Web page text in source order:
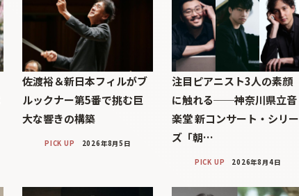
佐渡裕＆新日本フィルがブ
ルックナー第5番で挑む巨
大な響きの構築
PICK UP 2026年8月5日
注目ピアニスト3人の素顔
に触れる──神奈川県立音
楽堂 新コンサート・シリー
ズ「朝…
PICK UP 2026年8月4日